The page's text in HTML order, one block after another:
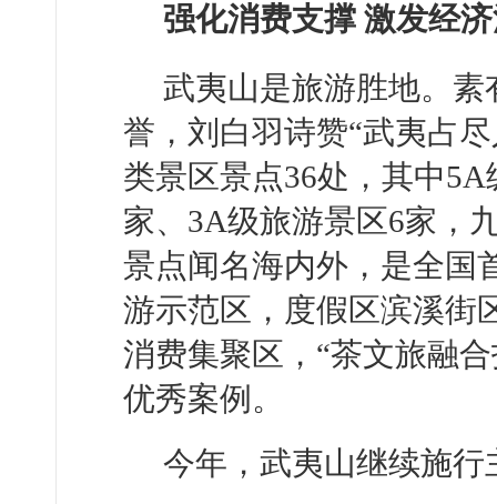
强化消费支撑 激发经
武夷山是旅游胜地。素
誉，刘白羽诗赞“武夷占
类景区景点36处，其中
家、3A级旅游景区6家，
景点闻名海内外，是全国
游示范区，度假区滨溪街
消费集聚区，“茶文旅融
优秀案例。
今年，武夷山继续施